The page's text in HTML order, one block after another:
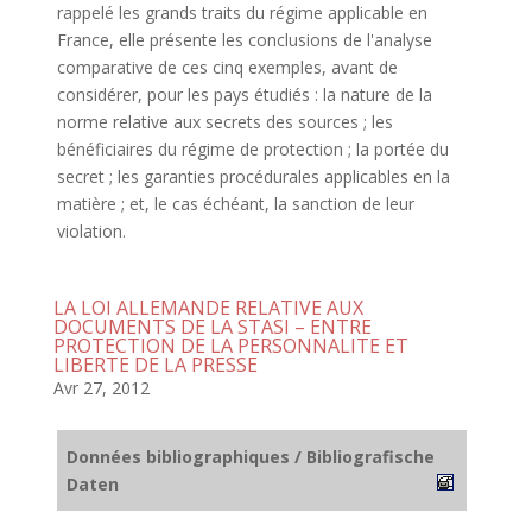
rappelé les grands traits du régime applicable en
France, elle présente les conclusions de l'analyse
comparative de ces cinq exemples, avant de
considérer, pour les pays étudiés : la nature de la
norme relative aux secrets des sources ; les
bénéficiaires du régime de protection ; la portée du
secret ; les garanties procédurales applicables en la
matière ; et, le cas échéant, la sanction de leur
violation.
LA LOI ALLEMANDE RELATIVE AUX
DOCUMENTS DE LA STASI – ENTRE
PROTECTION DE LA PERSONNALITE ET
LIBERTE DE LA PRESSE
Avr 27, 2012
Données bibliographiques / Bibliografische
Daten